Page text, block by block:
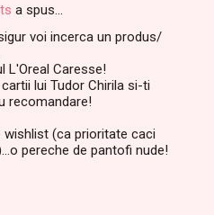
a spus…
voi incerca un produs/
L'Oreal Caresse!
lui Tudor Chirila si-ti
recomandare!
wishlist (ca prioritate caci
pereche de pantofi nude!